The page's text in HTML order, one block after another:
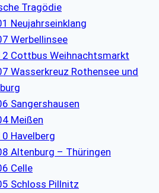
Tragödie
Neujahrseinklang
Werbellinsee
Cottbus Weihnachtsmarkt
Wasserkreuz Rothensee und
Sangershausen
Meißen
Havelberg
Altenburg – Thüringen
Celle
Schloss Pillnitz